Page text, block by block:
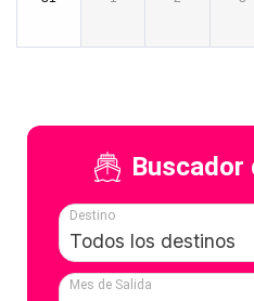
Buscador
Destino
Mes de Salida